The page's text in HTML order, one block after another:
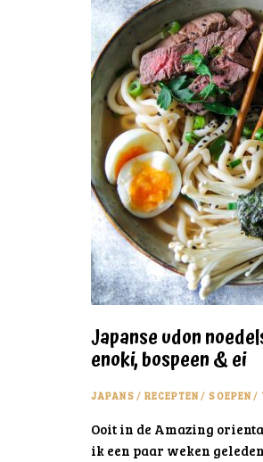
Japanse udon
enoki, bospeen & ei
JAPANS / RECEPTEN/ SOEPEN/
Ooit in de Amazing
ik een paar weken